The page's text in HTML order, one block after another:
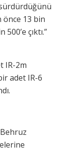
önce 13 bin
çıktı.”
IR-2m
adet IR-6